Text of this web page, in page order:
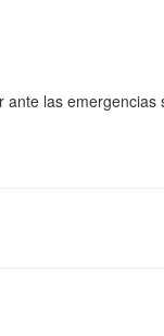
las emergencias